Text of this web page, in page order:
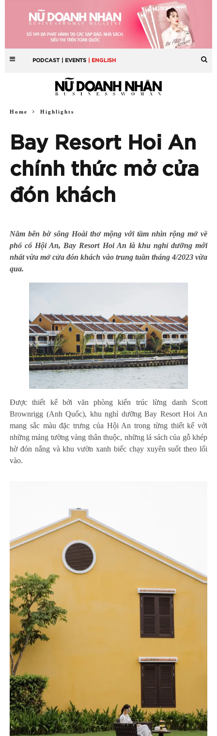
PODCAST | EVENTS | ENGLISH
Home Highlights
Bay Resort Hoi An
chính thức mở cửa
đón khách
Nằm bên bờ sông Hoài thơ mộng với tầm nhìn rộng mở về
phố cổ Hội An, Bay Resort Hoi An là khu nghỉ dưỡng mới
nhất vừa mở cửa đón khách vào trung tuần tháng 4/2023 vừa
qua.
Được thiết kế bởi văn phòng kiến trúc lừng danh Scott
Brownrigg (Anh Quốc), khu nghỉ dưỡng Bay Resort Hoi An
mang sắc màu đặc trưng của Hội An trong từng thiết kế với
những mảng tường vàng thân thuộc, những lá sách của gỗ khép
hờ đón nắng và khu vườn xanh biếc chạy xuyên suốt theo lối
vào.